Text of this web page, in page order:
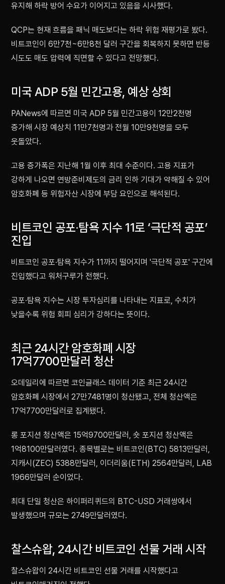
유지해 하락 방어 수요가 이어지고 있음을 시사했다.
QCP는 현재 흐름을 패닉 매도보다는 하락 위험 재평가로 봤다.
비트코인이 6만7천~6만8천 달러 구간을 회복하지 못하면 반등
시도도 매도 압력에 직면할 수 있다고 전망했다.
미국 ADP 5월 민간고용, 예상 상회
PANews에 따르면 미국 ADP 5월 민간고용이 12만2천명
증가해 시장 예상치 11만7천명과 전월 10만9천명을 모두
웃돌았다.
고용 증가폭은 지난해 1월 이후 최대 수준이다. 고용 지표가
강하게 나오면 연방준비제도의 금리 인하 기대가 약해질 수 있어
암호화폐 등 위험자산 시장에 부담 요인으로 해석된다.
비트코인 공포·탐욕 지수 11로 ‘극단적 공포’
진입
비트코인 공포·탐욕 지수가 11까지 떨어지며 '극단적 공포' 구간에
진입했다고 워처구루가 전했다.
공포·탐욕 지수는 시장 투자심리를 나타내는 지표로, 수치가
낮을수록 위험 회피 심리가 강하다는 뜻이다.
최근 24시간 암호화폐 시장
17억7700만달러 청산
오데일리에 따르면 코인글래스 데이터 기준 최근 24시간
암호화폐 시장에서 27만7481명이 청산됐고, 전체 청산액은
17억7700만달러로 집계됐다.
롱 포지션 청산액은 15억9700만달러, 숏 포지션 청산액은
1억8100만달러였다. 종목별로는 비트코인(BTC) 5813만달러,
지캐시(ZEC) 5388만달러, 이더리움(ETH) 2564만달러, LAB
1966만달러 순이었다.
최대 단일 청산은 하이퍼리퀴드의 BTC-USD 거래쌍에서
발생했으며 규모는 2749만달러였다.
찰스슈왑, 24시간 비트코인 선물 거래 시작
찰스슈왑이 24시간 비트코인 선물 거래를 시작했다고